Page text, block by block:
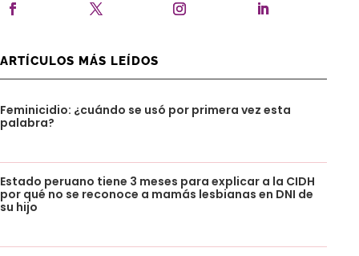
ARTÍCULOS MÁS LEÍDOS
Feminicidio: ¿cuándo se usó por primera vez esta
palabra?
Estado peruano tiene 3 meses para explicar a la CIDH
por qué no se reconoce a mamás lesbianas en DNI de
su hijo